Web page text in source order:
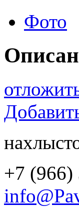
Фото
+7 (966)